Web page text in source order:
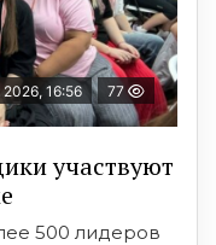
16:56 77
участвуют
500 лидеров